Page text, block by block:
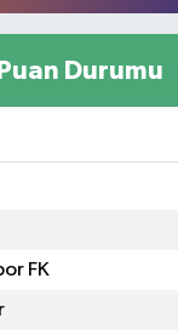
Durumu
FK